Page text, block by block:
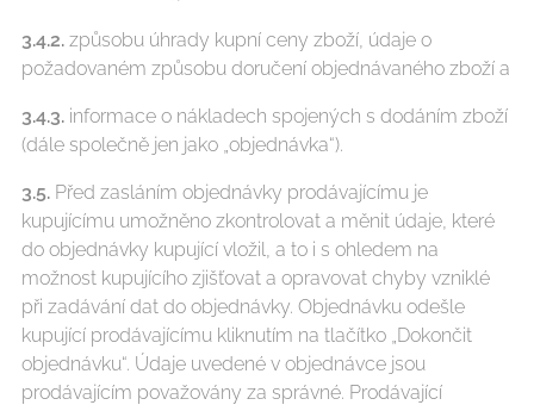
3.4.2. způsobu úhrady kupní ceny zboží, údaje o
požadovaném způsobu doručení objednávaného zboží a
3.4.3. informace o nákladech spojených s dodáním zboží
(dále společně jen jako „objednávka“).
3.5. Před zasláním objednávky prodávajícímu je
kupujícímu umožněno zkontrolovat a měnit údaje, které
do objednávky kupující vložil, a to i s ohledem na
možnost kupujícího zjišťovat a opravovat chyby vzniklé
při zadávání dat do objednávky. Objednávku odešle
kupující prodávajícímu kliknutím na tlačítko „Dokončit
objednávku“. Údaje uvedené v objednávce jsou
prodávajícím považovány za správné. Prodávající